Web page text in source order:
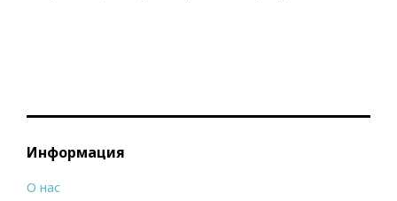
Информация
О нас